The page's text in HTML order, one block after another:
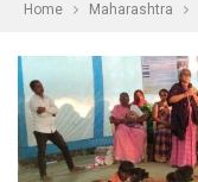
Home Maharashtra